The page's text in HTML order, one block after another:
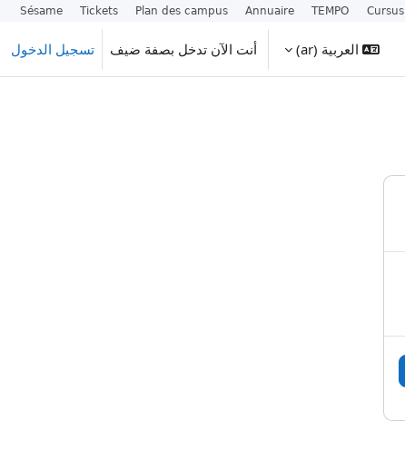
العربية ‎(ar)‎ أنت الآن تدخل بصفة ضيف تسجيل الدخول
Cursus
TEMPO
Annuaire
Plan des campus
Tickets
Sésame